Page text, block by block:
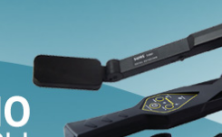
системы